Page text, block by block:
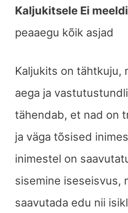
Kaljukitsele Ei
peaaegu kõik asjad
Kaljukits on tähtkuju,
aega ja
tähendab, et nad on
ja väga tõsised
inimestel on
sisemine iseseisvus,
saavutada edu nii